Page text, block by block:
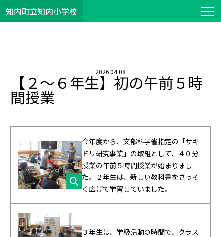
知内町立知内小学校
2026.04.08
【２～６年生】初の午前５時
間授業
今年度から、文部科学省指定の「サキ
ドリ研究事業」の取組として、４０分
授業の午前５時間授業が始まりまし
た。２年生は、新しい教科書をさっそ
く広げて学習していました。
３年生は、学級活動の時間で、クラス